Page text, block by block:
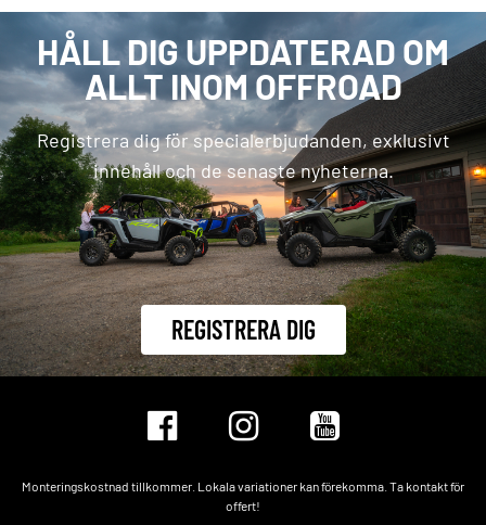
HÅLL DIG UPPDATERAD OM
ALLT INOM OFFROAD
Registrera dig för specialerbjudanden, exklusivt
innehåll och de senaste nyheterna.
REGISTRERA DIG
Monteringskostnad tillkommer. Lokala variationer kan förekomma. Ta kontakt för
offert!